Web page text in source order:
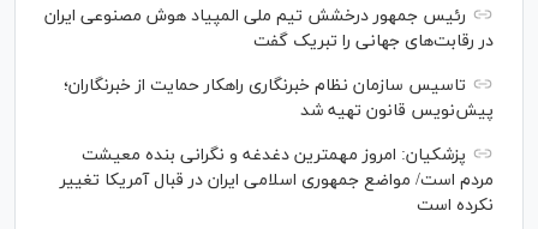
رئیس جمهور درخشش تیم ملی المپیاد هوش مصنوعی ایران
در رقابت‌های جهانی را تبریک گفت
تاسیس سازمان نظام خبرنگاری راهکار حمایت از خبرنگاران؛
پیش‌نویس قانون تهیه شد
پزشکیان: امروز مهمترین دغدغه و نگرانی بنده معیشت
مردم است/ مواضع جمهوری اسلامی ایران در قبال آمریکا تغییر
نکرده است